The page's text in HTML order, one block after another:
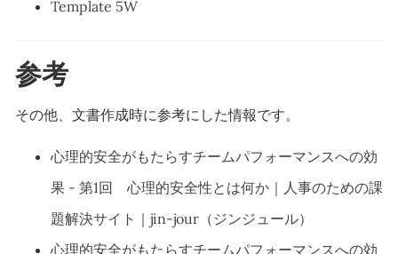
Template 5W
参考
その他、文書作成時に参考にした情報です。
心理的安全がもたらすチームパフォーマンスへの効
果 - 第1回 心理的安全性とは何か｜人事のための課
題解決サイト｜jin-jour（ジンジュール）
心理的安全がもたらすチームパフォーマンスへの効